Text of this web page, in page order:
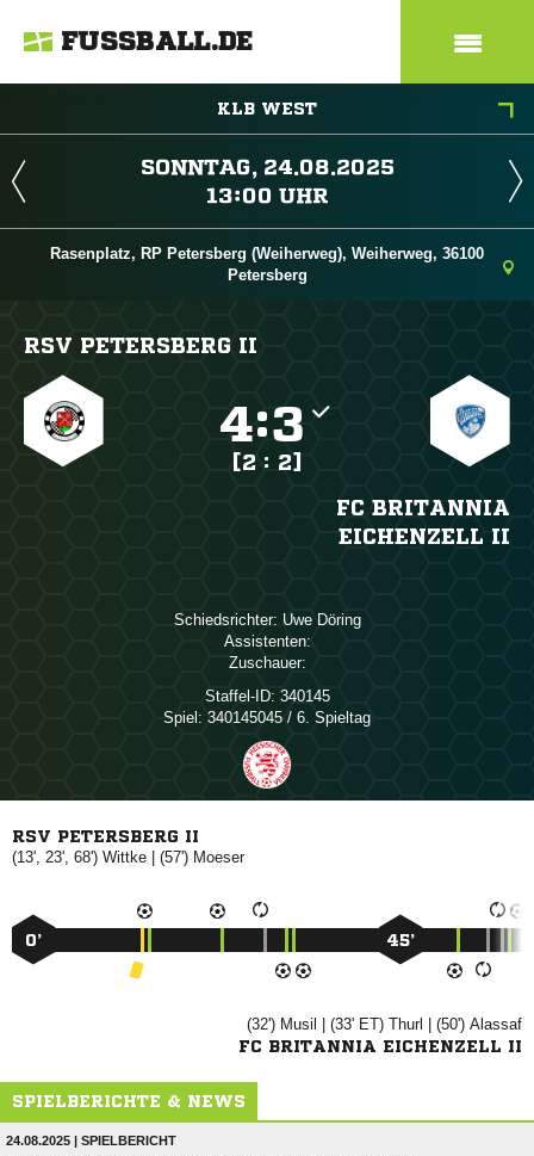
FUSSBALL.DE
KLB WEST
 
 
Rasenplatz, RP Petersberg (Weiherweg), Weiherweg, 36100
Petersberg
RSV PETERSBERG II
:
[2 : 2]
FC BRITANNIA
EICHENZELL II
Schiedsrichter:  
Assistenten:
Zuschauer:
Staffel-ID: 340145
Spiel: 340145045 / 6. Spieltag
RSV PETERSBERG II
(13', 23', 68')  | (57') 
0’ 45’
(32')  | (33' ET)  | (50') 
FC BRITANNIA EICHENZELL II
SPIELBERICHTE & NEWS
24.08.2025 | SPIELBERICHT